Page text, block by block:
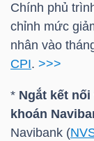
Chính phủ
chỉnh mức
nhân vào
CPI. >>>
* Ngắt kết
khoán
Navibank (
DỊCH
VỤ
TRUYỀN
THÔNG